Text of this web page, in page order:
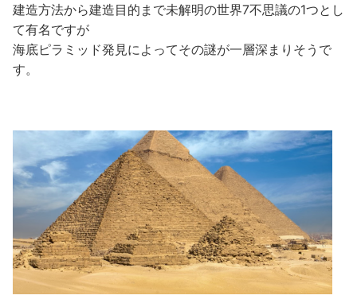
建造方法から建造目的まで未解明の世界7不思議の1つとし
て有名ですが
海底ピラミッド発見によってその謎が一層深まりそうで
す。